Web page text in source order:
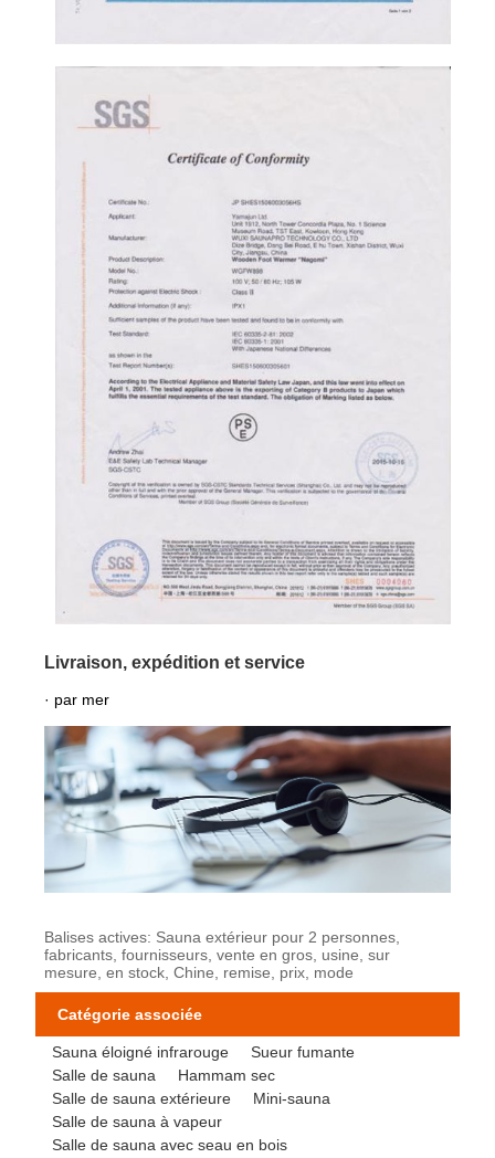
Livraison, expédition et service
· par mer
Balises actives: Sauna extérieur pour 2 personnes,
fabricants, fournisseurs, vente en gros, usine, sur
mesure, en stock, Chine, remise, prix, mode
Catégorie associée
Sauna éloigné infrarouge
Sueur fumante
Salle de sauna
Hammam sec
Salle de sauna extérieure
Mini-sauna
Salle de sauna à vapeur
Salle de sauna avec seau en bois